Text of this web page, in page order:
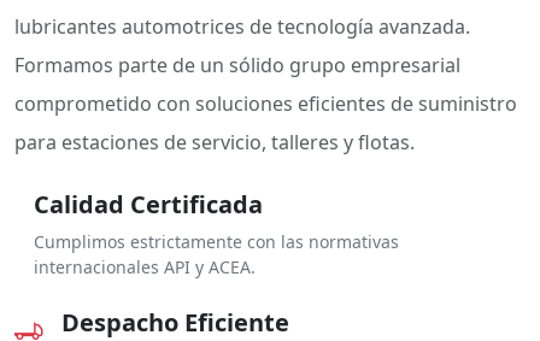
lubricantes automotrices de tecnología avanzada.
Formamos parte de un sólido grupo empresarial
comprometido con soluciones eficientes de suministro
para estaciones de servicio, talleres y flotas.
Calidad Certificada
Cumplimos estrictamente con las normativas
internacionales API y ACEA.
Despacho Eficiente